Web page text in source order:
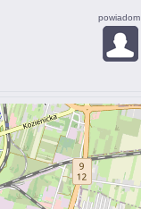
powiadom